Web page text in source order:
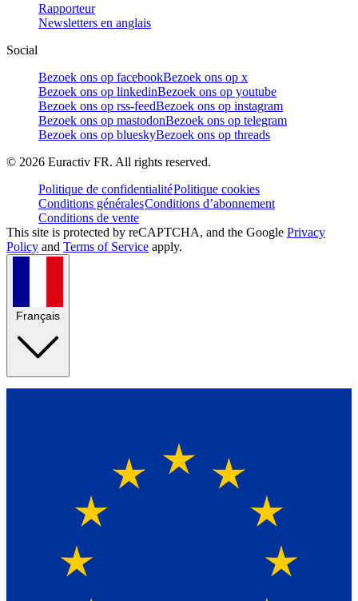
Rapporteur
Newsletters en anglais
Social
Bezoek ons op facebookBezoek ons op x
Bezoek ons op linkedinBezoek ons op youtube
Bezoek ons op rss-feedBezoek ons op instagram
Bezoek ons op mastodonBezoek ons op telegram
Bezoek ons op blueskyBezoek ons op threads
© 2026 Euractiv FR. All rights reserved.
Politique de confidentialitéPolitique cookies
Conditions généralesConditions d’abonnement
Conditions de vente
This site is protected by reCAPTCHA, and the Google Privacy
Policy and Terms of Service apply.
Français